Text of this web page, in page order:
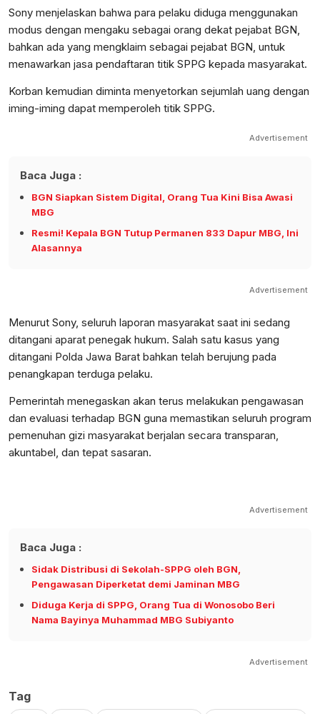
Sony menjelaskan bahwa para pelaku diduga menggunakan
modus dengan mengaku sebagai orang dekat pejabat BGN,
bahkan ada yang mengklaim sebagai pejabat BGN, untuk
menawarkan jasa pendaftaran titik SPPG kepada masyarakat.
Korban kemudian diminta menyetorkan sejumlah uang dengan
iming-iming dapat memperoleh titik SPPG.
Advertisement
Baca Juga :
BGN Siapkan Sistem Digital, Orang Tua Kini Bisa Awasi
MBG
Resmi! Kepala BGN Tutup Permanen 833 Dapur MBG, Ini
Alasannya
Advertisement
Menurut Sony, seluruh laporan masyarakat saat ini sedang
ditangani aparat penegak hukum. Salah satu kasus yang
ditangani Polda Jawa Barat bahkan telah berujung pada
penangkapan terduga pelaku.
Pemerintah menegaskan akan terus melakukan pengawasan
dan evaluasi terhadap BGN guna memastikan seluruh program
pemenuhan gizi masyarakat berjalan secara transparan,
akuntabel, dan tepat sasaran.
Advertisement
Baca Juga :
Sidak Distribusi di Sekolah-SPPG oleh BGN,
Pengawasan Diperketat demi Jaminan MBG
Diduga Kerja di SPPG, Orang Tua di Wonosobo Beri
Nama Bayinya Muhammad MBG Subiyanto
Advertisement
Tag